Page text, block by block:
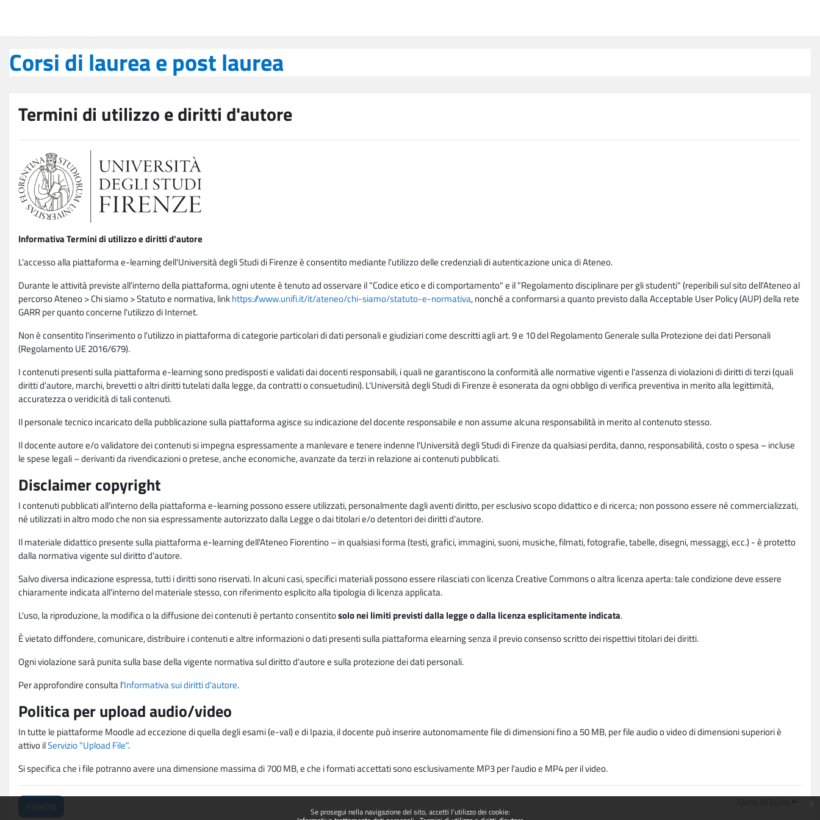
Se prosegui nella navigazione del sito, accetti l'utilizzo dei cookie:
Corsi di laurea e post laurea
Termini di utilizzo e diritti d'autore
Informativa Termini di utilizzo e diritti d'autore
L'accesso alla piattaforma e-learning dell'Università degli Studi di Firenze è consentito mediante l'utilizzo delle credenziali di autenticazione unica di Ateneo.
Durante le attività previste all'interno della piattaforma, ogni utente è tenuto ad osservare il "Codice etico e di comportamento" e il "Regolamento disciplinare per gli studenti" (reperibili sul sito dell'Ateneo al
percorso Ateneo > Chi siamo > Statuto e normativa, linkhttps://www.unifi.it/it/ateneo/chi-siamo/statuto-e-normativa, nonché a conformarsi a quanto previsto dalla Acceptable User Policy (AUP) della rete
GARR per quanto concerne l'utilizzo di Internet.
Non è consentito l'inserimento o l'utilizzo in piattaforma di categorie particolari di dati personali e giudiziari come descritti agli art. 9 e 10 del Regolamento Generale sulla Protezione dei dati Personali
(Regolamento UE 2016/679).
I contenuti presenti sulla piattaforma e-learning sono predisposti e validati dai docenti responsabili, i quali ne garantiscono la conformità alle normative vigenti e l'assenza di violazioni di diritti di terzi (quali
diritti d'autore, marchi, brevetti o altri diritti tutelati dalla legge, da contratti o consuetudini). L'Università degli Studi di Firenze è esonerata da ogni obbligo di verifica preventiva in merito alla legittimità,
accuratezza o veridicità di tali contenuti.
Il personale tecnico incaricato della pubblicazione sulla piattaforma agisce su indicazione del docente responsabile e non assume alcuna responsabilità in merito al contenuto stesso.
Il docente autore e/o validatore dei contenuti si impegna espressamente a manlevare e tenere indenne l'Università degli Studi di Firenze da qualsiasi perdita, danno, responsabilità, costo o spesa – incluse
le spese legali – derivanti da rivendicazioni o pretese, anche economiche, avanzate da terzi in relazione ai contenuti pubblicati.
Disclaimer copyright
I contenuti pubblicati all'interno della piattaforma e-learning possono essere utilizzati, personalmente dagli aventi diritto, per esclusivo scopo didattico e di ricerca; non possono essere né commercializzati,
né utilizzati in altro modo che non sia espressamente autorizzato dalla Legge o dai titolari e/o detentori dei diritti d'autore.
Il materiale didattico presente sulla piattaforma e-learning dell'Ateneo Fiorentino – in qualsiasi forma (testi, grafici, immagini, suoni, musiche, filmati, fotografie, tabelle, disegni, messaggi, ecc.) - è protetto
dalla normativa vigente sul diritto d'autore.
Salvo diversa indicazione espressa, tutti i diritti sono riservati. In alcuni casi, specifici materiali possono essere rilasciati con licenza Creative Commons o altra licenza aperta: tale condizione deve essere
chiaramente indicata all'interno del materiale stesso, con riferimento esplicito alla tipologia di licenza applicata.
L'uso, la riproduzione, la modifica o la diffusione dei contenuti è pertanto consentitosolo nei limiti previsti dalla legge o dalla licenza esplicitamente indicata.
È vietato diffondere, comunicare, distribuire i contenuti e altre informazioni o dati presenti sulla piattaforma elearning senza il previo consenso scritto dei rispettivi titolari dei diritti.
Ogni violazione sarà punita sulla base della vigente normativa sul diritto d'autore e sulla protezione dei dati personali.
Per approfondire consulta l'Informativa sui diritti d'autore.
Politica per upload audio/video
In tutte le piattaforme Moodle ad eccezione di quella degli esami (e-val) e di Ipazia, il docente può inserire autonomamente file di dimensioni fino a 50 MB, per file audio o video di dimensioni superiori è
attivo ilServizio "Upload File".
Si specifica che i file potranno avere una dimensione massima di 700 MB, e che i formati accettati sono esclusivamente MP3 per l'audio e MP4 per il video.
Indietro Torna all'inizio